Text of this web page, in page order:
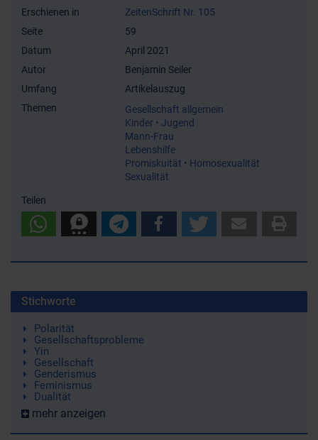
Erschienen in
ZeitenSchrift Nr. 105
Seite
59
Datum
April 2021
Autor
Benjamin Seiler
Umfang
Artikelauszug
Themen
Gesellschaft allgemein
Kinder • Jugend
Mann-Frau
Lebenshilfe
Promiskuität • Homosexualität
Sexualität
Teilen
Stichworte
Polarität
Gesellschaftsprobleme
Yin
Gesellschaft
Genderismus
Feminismus
Dualität
mehr anzeigen